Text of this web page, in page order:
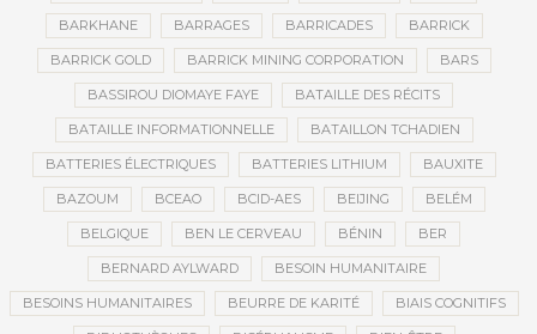
BARKHANE BARRAGES BARRICADES BARRICK
BARRICK GOLD BARRICK MINING CORPORATION BARS
BASSIROU DIOMAYE FAYE BATAILLE DES RÉCITS
BATAILLE INFORMATIONNELLE BATAILLON TCHADIEN
BATTERIES ÉLECTRIQUES BATTERIES LITHIUM BAUXITE
BAZOUM BCEAO BCID-AES BEIJING BELÉM
BELGIQUE BEN LE CERVEAU BÉNIN BER
BERNARD AYLWARD BESOIN HUMANITAIRE
BESOINS HUMANITAIRES BEURRE DE KARITÉ BIAIS COGNITIFS